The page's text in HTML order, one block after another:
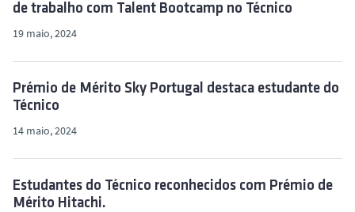
de trabalho com Talent Bootcamp no Técnico
19 maio, 2024
Prémio de Mérito Sky Portugal destaca estudante do
Técnico
14 maio, 2024
Estudantes do Técnico reconhecidos com Prémio de
Mérito Hitachi.